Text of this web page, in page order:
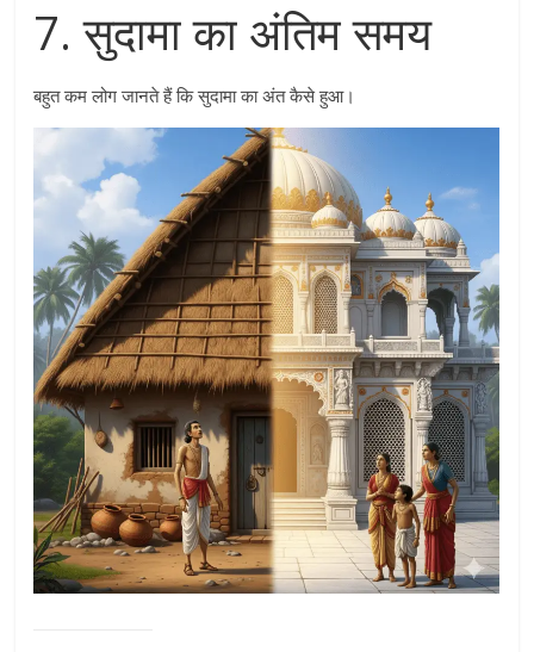
7. सुदामा का अंतिम समय
बहुत कम लोग जानते हैं कि सुदामा का अंत कैसे हुआ।